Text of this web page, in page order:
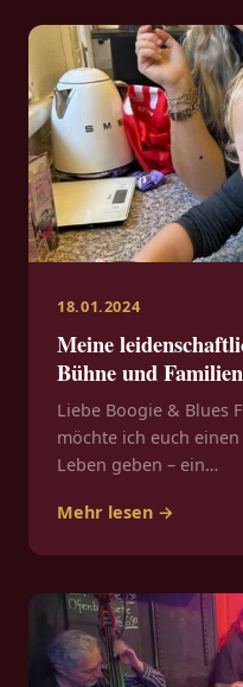
18.01.2024
Meine
Bühne und
Liebe Boogie & Blues
möchte ich euch
Leben geben – ein…
Mehr lesen →